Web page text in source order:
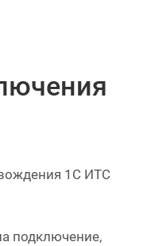
1С ИТС
подключение,